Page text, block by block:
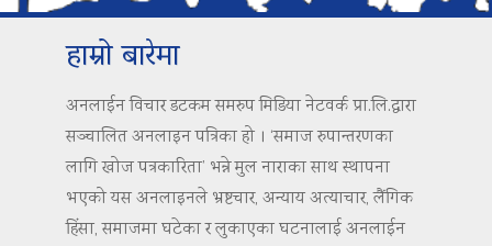
हाम्रो बारेमा
अनलाईन विचार डटकम समरुप मिडिया नेटवर्क प्रा.लि.द्वारा
सञ्चालित अनलाइन पत्रिका हो । ‘समाज रुपान्तरणका
लागि खोज पत्रकारिता’ भन्ने मुल नाराका साथ स्थापना
भएको यस अनलाइनले भ्रष्टचार, अन्याय अत्याचार, लैंगिक
हिंसा, समाजमा घटेका र लुकाएका घटनालाई अनलाईन